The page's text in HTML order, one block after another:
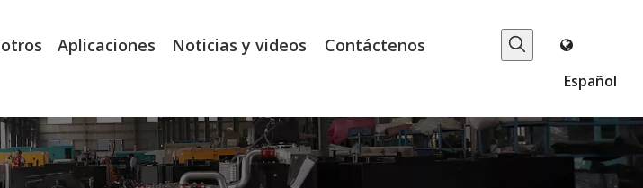
Aplicaciones Noticias y videos Contáctenos
Español